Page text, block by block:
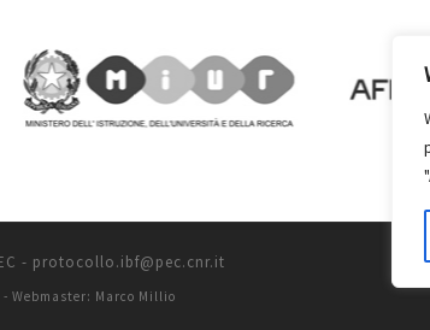
- protocollo.ibf@pec.cnr.it
- Webmaster: Marco Millio